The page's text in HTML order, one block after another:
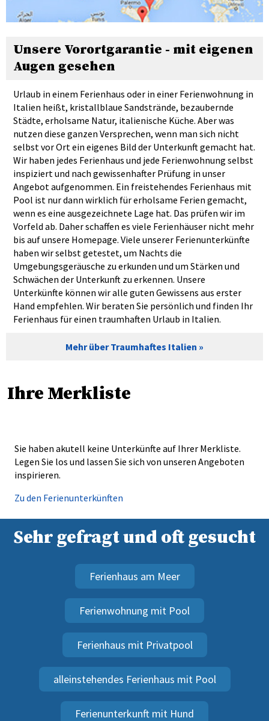
Unsere Vorortgarantie - mit eigenen
Augen gesehen
Urlaub in einem Ferienhaus oder in einer Ferienwohnung in
Italien heißt, kristallblaue Sandstrände, bezaubernde
Städte, erholsame Natur, italienische Küche. Aber was
nutzen diese ganzen Versprechen, wenn man sich nicht
selbst vor Ort ein eigenes Bild der Unterkunft gemacht hat.
Wir haben jedes Ferienhaus und jede Ferienwohnung selbst
inspiziert und nach gewissenhafter Prüfung in unser
Angebot aufgenommen. Ein freistehendes Ferienhaus mit
Pool ist nur dann wirklich für erholsame Ferien gemacht,
wenn es eine ausgezeichnete Lage hat. Das prüfen wir im
Vorfeld ab. Daher schaffen es viele Ferienhäuser nicht mehr
bis auf unsere Homepage. Viele unserer Ferienunterkünfte
haben wir selbst getestet, um Nachts die
Umgebungsgeräusche zu erkunden und um Stärken und
Schwächen der Unterkunft zu erkennen. Unsere
Unterkünfte können wir alle guten Gewissens aus erster
Hand empfehlen. Wir beraten Sie persönlich und finden Ihr
Ferienhaus für einen traumhaften Urlaub in Italien.
Mehr über Traumhaftes Italien
Ihre Merkliste
Sie haben akutell keine Unterkünfte auf Ihrer Merkliste.
Legen Sie los und lassen Sie sich von unseren Angeboten
inspirieren.
Zu den Ferienunterkünften
Sehr gefragt und oft gesucht
Ferienhaus am Meer
Ferienwohnung mit Pool
Ferienhaus mit Privatpool
alleinstehendes Ferienhaus mit Pool
Ferienunterkunft mit Hund